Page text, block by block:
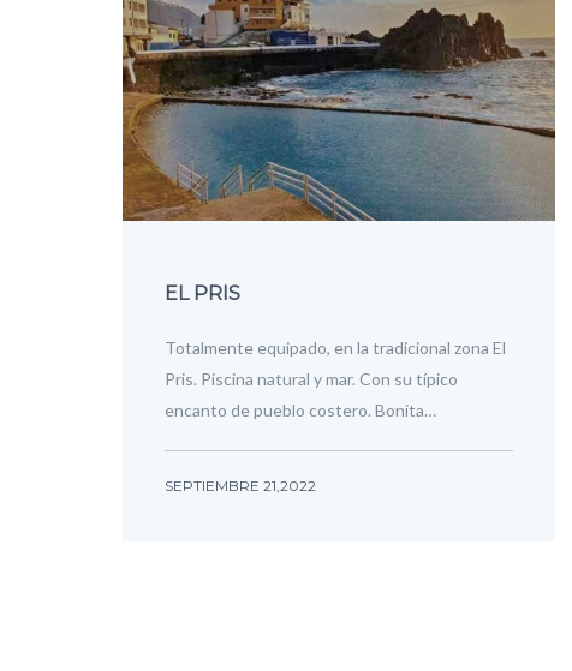
EL PRIS
Totalmente equipado, en la tradicional zona El
Pris. Piscina natural y mar. Con su típico
encanto de pueblo costero. Bonita…
SEPTIEMBRE 21,2022